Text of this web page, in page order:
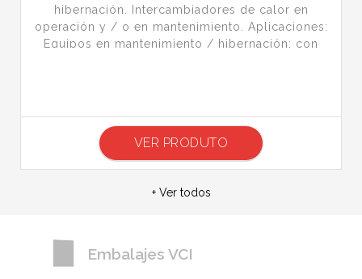
hibernación. Intercambiadores de calor en
operación y / o en mantenimiento. Aplicaciones:
Equipos en mantenimiento / hibernación: con
VER PRODUTO
+ Ver todos
Embalajes VCI